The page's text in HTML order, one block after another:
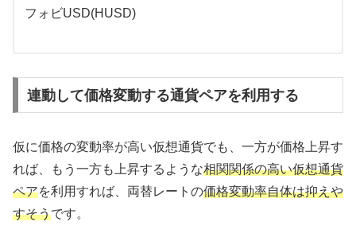
フォビUSD(HUSD)
連動して価格変動する通貨ペアを利用する
仮に価格の変動率が高い仮想通貨でも、一方が価格上昇す
れば、もう一方も上昇するような相関関係の高い仮想通貨
ペアを利用すれば、両替レートの価格変動率自体は抑えや
すそうです。